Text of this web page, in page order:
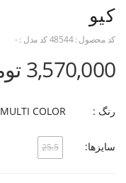
کیو
کد محصول :48544کد مدل :-
3,570,000 تومان
رنگ : MULTI COLOR
سایزها: 25.5